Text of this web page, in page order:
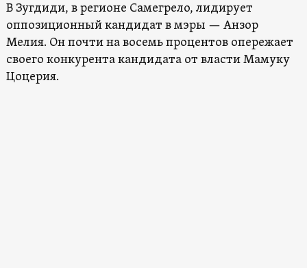
В Зугдиди, в регионе Самегрело, лидирует
оппозиционный кандидат в мэры — Анзор
Мелия. Он почти на восемь процентов опережает
своего конкурента кандидата от власти Мамуку
Цоцерия.